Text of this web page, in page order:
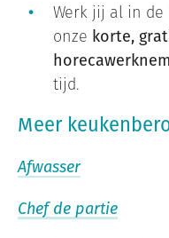
Werk jij al in de
onze korte,
tijd.
Meer
Afwasser
Chef de partie